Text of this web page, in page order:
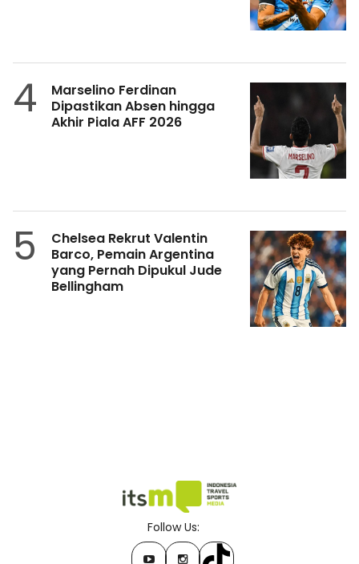
4
Marselino Ferdinan
Dipastikan Absen hingga
Akhir Piala AFF 2026
5
Chelsea Rekrut Valentin
Barco, Pemain Argentina
yang Pernah Dipukul Jude
Bellingham
Follow Us: